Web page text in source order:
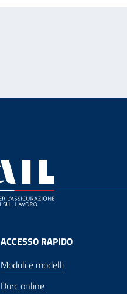
ACCESSO RAPIDO
Moduli e modelli
Durc online